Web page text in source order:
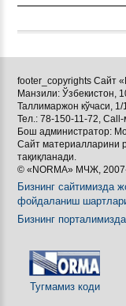
footer_copyrights Сайт
Манзили: Ўзбекистон,
Таллимаржон кўчаси, 1/
Тел.: 78-150-11-72, Call-
Бош администратор:
Сайт материалларини
тақиқланади.
© «NORMA» МЧЖ, 2007-
Бизнинг сайтимизда
фойдаланиш
Бизнинг
Тугмамиз коди